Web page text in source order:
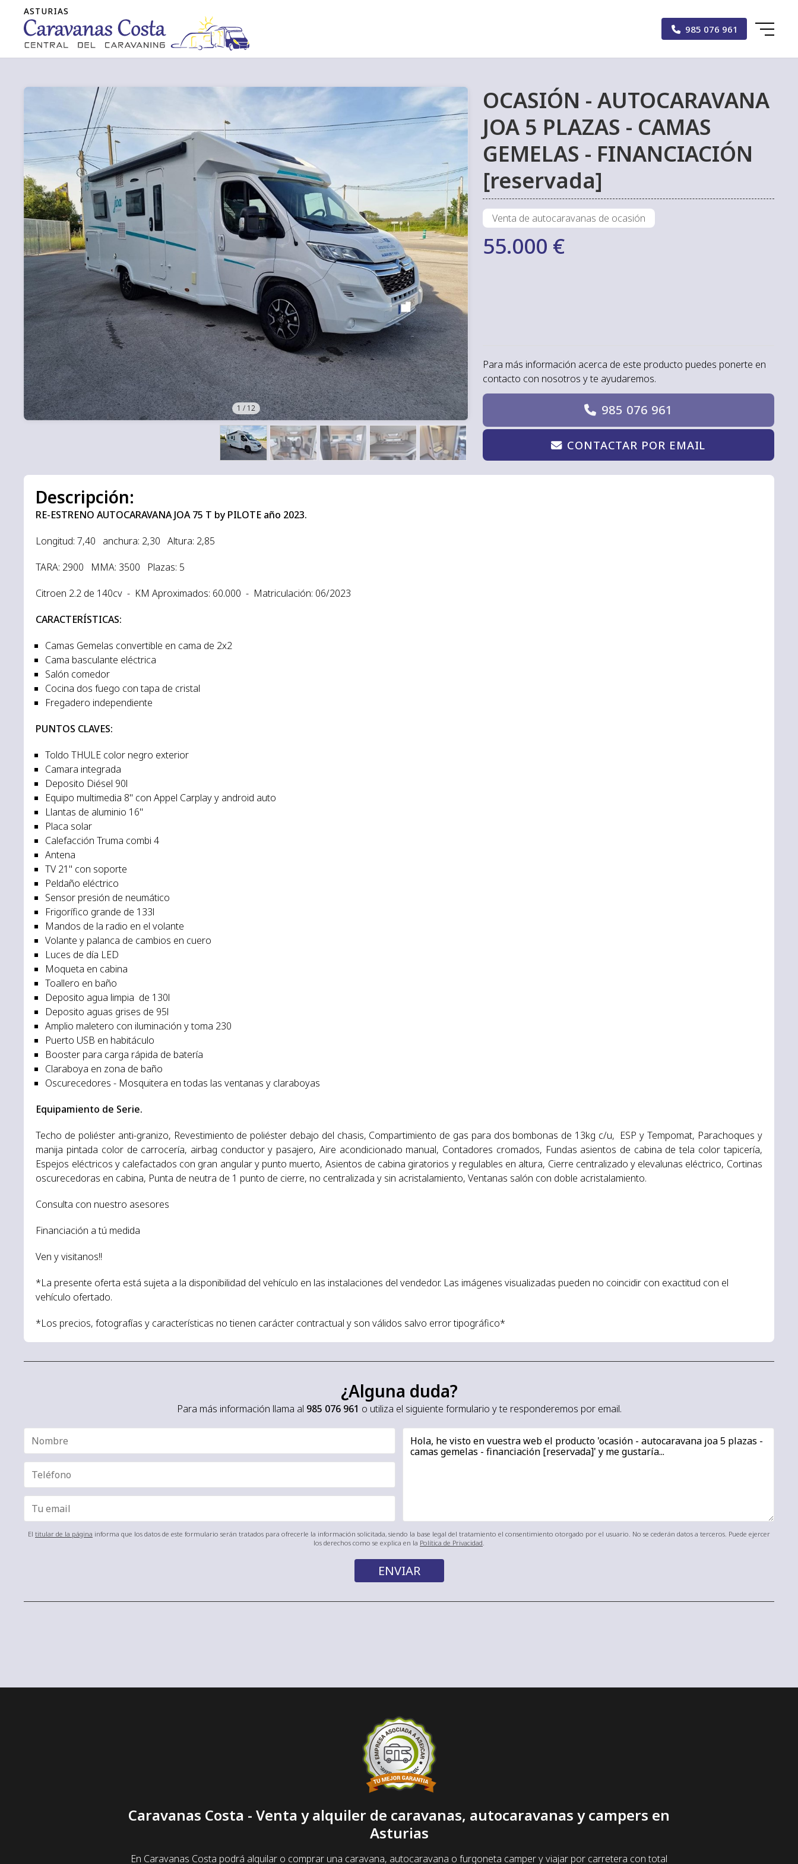
985 076 961
OCASIÓN - AUTOCARAVANA
JOA 5 PLAZAS - CAMAS
GEMELAS - FINANCIACIÓN
[reservada]
1 / 12
Venta de autocaravanas de ocasión
55.000 €
Para más información acerca de este producto puedes ponerte en
contacto con nosotros y te ayudaremos.
985 076 961
CONTACTAR POR EMAIL
Descripción:
RE-ESTRENO AUTOCARAVANA JOA 75 T by PILOTE año 2023.
Longitud: 7,40 anchura: 2,30 Altura: 2,85
TARA: 2900 MMA: 3500 Plazas: 5
Citroen 2.2 de 140cv - KM Aproximados: 60.000 - Matriculación: 06/2023
CARACTERÍSTICAS:
Camas Gemelas convertible en cama de 2x2
Cama basculante eléctrica
Salón comedor
Cocina dos fuego con tapa de cristal
Fregadero independiente
PUNTOS CLAVES:
Toldo THULE color negro exterior
Camara integrada
Deposito Diésel 90l
Equipo multimedia 8" con Appel Carplay y android auto
Llantas de aluminio 16"
Placa solar
Calefacción Truma combi 4
Antena
TV 21" con soporte
Peldaño eléctrico
Sensor presión de neumático
Frigorífico grande de 133l
Mandos de la radio en el volante
Volante y palanca de cambios en cuero
Luces de día LED
Moqueta en cabina
Toallero en baño
Deposito agua limpia de 130l
Deposito aguas grises de 95l
Amplio maletero con iluminación y toma 230
Puerto USB en habitáculo
Booster para carga rápida de batería
Claraboya en zona de baño
Oscurecedores - Mosquitera en todas las ventanas y claraboyas
Equipamiento de Serie.
Techo de poliéster anti-granizo, Revestimiento de poliéster debajo del chasis, Compartimiento de gas para dos bombonas de 13kg c/u, ESP y Tempomat, Parachoques y
manija pintada color de carrocería, airbag conductor y pasajero, Aire acondicionado manual, Contadores cromados, Fundas asientos de cabina de tela color tapicería,
Espejos eléctricos y calefactados con gran angular y punto muerto, Asientos de cabina giratorios y regulables en altura, Cierre centralizado y elevalunas eléctrico, Cortinas
oscurecedoras en cabina, Punta de neutra de 1 punto de cierre, no centralizada y sin acristalamiento, Ventanas salón con doble acristalamiento.
Consulta con nuestro asesores
Financiación a tú medida
Ven y visitanos!!
*La presente oferta está sujeta a la disponibilidad del vehículo en las instalaciones del vendedor. Las imágenes visualizadas pueden no coincidir con exactitud con el
vehículo ofertado.
*Los precios, fotografías y características no tienen carácter contractual y son válidos salvo error tipográfico*
¿Alguna duda?
Para más información llama al 985 076 961 o utiliza el siguiente formulario y te responderemos por email.
El titular de la página informa que los datos de este formulario serán tratados para ofrecerle la información solicitada, siendo la base legal del tratamiento el consentimiento otorgado por el usuario. No se cederán datos a terceros. Puede ejercer
los derechos como se explica en la Política de Privacidad
Caravanas Costa - Venta y alquiler de caravanas, autocaravanas y campers en
Asturias
En Caravanas Costa podrá alquilar o comprar una caravana, autocaravana o furgoneta camper y viajar por carretera con total